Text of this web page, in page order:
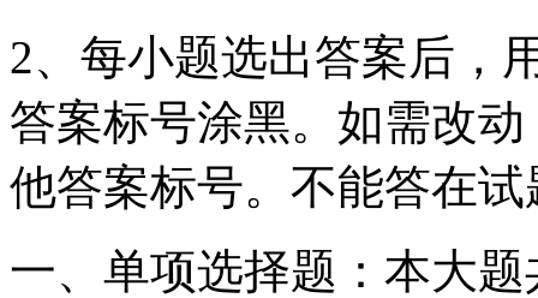
2、每小题选出答案后，
答案标号涂黑。如需改
他答案标号。不能答在
一、单项选择题：本大